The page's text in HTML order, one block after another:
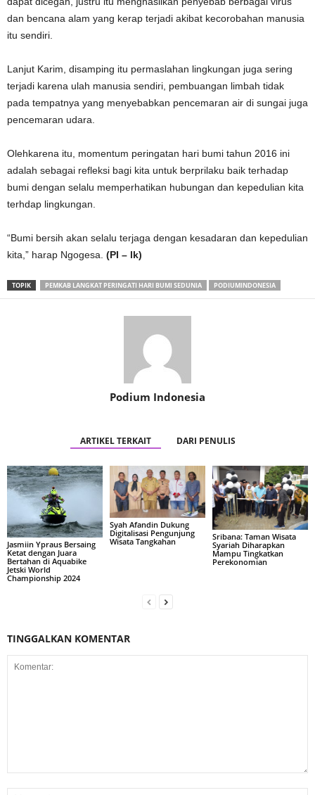
dan bencana alam yang kerap terjadi akibat kecorobahan manusia
itu sendiri.
Lanjut Karim, disamping itu permaslahan lingkungan juga sering
terjadi karena ulah manusia sendiri, pembuangan limbah tidak
pada tempatnya yang menyebabkan pencemaran air di sungai juga
pencemaran udara.
Olehkarena itu, momentum peringatan hari bumi tahun 2016 ini
adalah sebagai refleksi bagi kita untuk berprilaku baik terhadap
bumi dengan selalu memperhatikan hubungan dan kepedulian kita
terhdap lingkungan.
“Bumi bersih akan selalu terjaga dengan kesadaran dan kepedulian
kita,” harap Ngogesa. (PI – lk)
TOPIK PEMKAB LANGKAT PERINGATI HARI BUMI SEDUNIA PODIUMINDONESIA
Podium Indonesia
ARTIKEL TERKAIT DARI PENULIS
Jasmiin Ypraus Bersaing
Ketat dengan Juara
Bertahan di Aquabike
Jetski World
Championship 2024
Syah Afandin Dukung
Digitalisasi Pengunjung
Wisata Tangkahan
Sribana: Taman Wisata
Syariah Diharapkan
Mampu Tingkatkan
Perekonomian
TINGGALKAN KOMENTAR